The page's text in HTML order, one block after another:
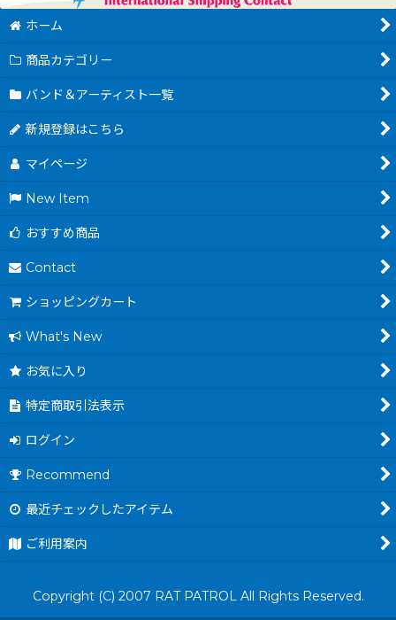
ホーム
商品カテゴリー
バンド＆アーティスト一覧
新規登録はこちら
マイページ
New Item
おすすめ商品
Contact
ショッピングカート
What's New
お気に入り
特定商取引法表示
ログイン
Recommend
最近チェックしたアイテム
ご利用案内
Copyright (C) 2007 RAT PATROL All Rights Reserved.